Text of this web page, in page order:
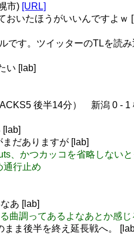
市) [URL]
いたほうがいいんですよｗ
す。ツイッターのTLを読
い [lab]
後半14分） 新潟 0 -
だありますが [lab]
、かつカッコを省略しない
通行止め
あ [lab]
曲調ってあるよなあとか感じ
ま後半を終え延長戦へ。